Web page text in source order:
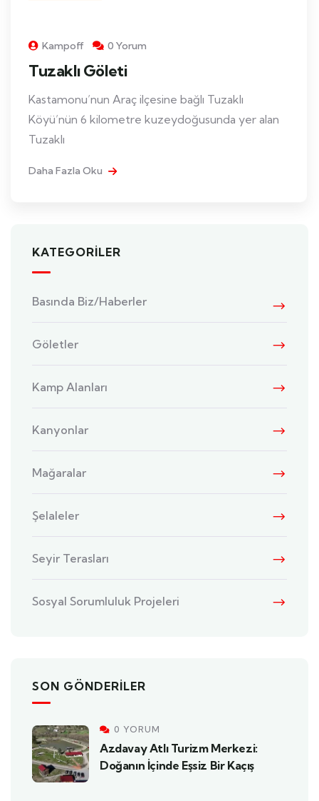
Kampoff 0 Yorum
Tuzaklı Göleti
Kastamonu’nun Araç ilçesine bağlı Tuzaklı
Köyü’nün 6 kilometre kuzeydoğusunda yer alan
Tuzaklı
Daha Fazla Oku
KATEGORILER
Basında Biz/Haberler
Göletler
Kamp Alanları
Kanyonlar
Mağaralar
Şelaleler
Seyir Terasları
Sosyal Sorumluluk Projeleri
SON GÖNDERILER
0 YORUM
Azdavay Atlı Turizm Merkezi:
Doğanın İçinde Eşsiz Bir Kaçış